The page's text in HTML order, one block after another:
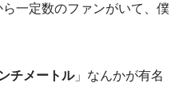
一定数のファンがいて、僕
チメートル」なんかが有名